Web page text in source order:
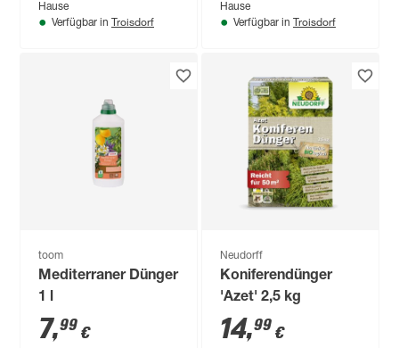
Hause
Verfügbar in Troisdorf
Hause
Verfügbar in Troisdorf
toom
Mediterraner Dünger
1 l
7,99 €
Neudorff
Koniferendünger
'Azet' 2,5 kg
14,99 €